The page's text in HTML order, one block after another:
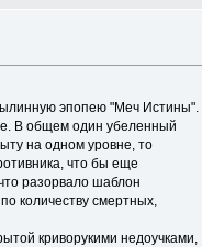
эпопею "Меч Истины".
В общем один убеленный
на одном уровне, то
что бы еще
разорвало шаблон
количеству смертных,
криворукими недоучками,